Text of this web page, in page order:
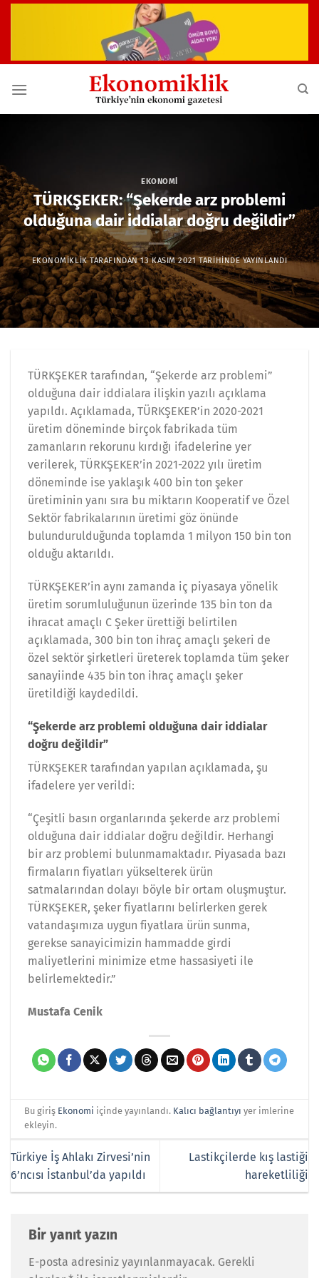
EKONOMI
TÜRKŞEKER: “Şekerde arz problemi
olduğuna dair iddialar doğru değildir”
EKONOMIKLIKTARAFINDAN 13 KASIM 2021TARIHINDE YAYINLANDI
TÜRKŞEKER tarafından, “Şekerde arz problemi”
olduğuna dair iddialara ilişkin yazılı açıklama
yapıldı. Açıklamada, TÜRKŞEKER’in 2020-2021
üretim döneminde birçok fabrikada tüm
zamanların rekorunu kırdığı ifadelerine yer
verilerek, TÜRKŞEKER’in 2021-2022 yılı üretim
döneminde ise yaklaşık 400 bin ton şeker
üretiminin yanı sıra bu miktarın Kooperatif ve Özel
Sektör fabrikalarının üretimi göz önünde
bulundurulduğunda toplamda 1 milyon 150 bin ton
olduğu aktarıldı.
TÜRKŞEKER’in aynı zamanda iç piyasaya yönelik
üretim sorumluluğunun üzerinde 135 bin ton da
ihracat amaçlı C Şeker ürettiği belirtilen
açıklamada, 300 bin ton ihraç amaçlı şekeri de
özel sektör şirketleri üreterek toplamda tüm şeker
sanayiinde 435 bin ton ihraç amaçlı şeker
üretildiği kaydedildi.
“Şekerde arz problemi olduğuna dair iddialar
doğru değildir”
TÜRKŞEKER tarafından yapılan açıklamada, şu
ifadelere yer verildi:
“Çeşitli basın organlarında şekerde arz problemi
olduğuna dair iddialar doğru değildir. Herhangi
bir arz problemi bulunmamaktadır. Piyasada bazı
firmaların fiyatları yükselterek ürün
satmalarından dolayı böyle bir ortam oluşmuştur.
TÜRKŞEKER, şeker fiyatlarını belirlerken gerek
vatandaşımıza uygun fiyatlara ürün sunma,
gerekse sanayicimizin hammadde girdi
maliyetlerini minimize etme hassasiyeti ile
belirlemektedir.”
Mustafa Cenik
Bu giriş Ekonomi içinde yayınlandı. Kalıcı bağlantıyı yer imlerine
ekleyin.
Türkiye İş Ahlakı Zirvesi’nin
6’ncısı İstanbul’da yapıldı
Lastikçilerde kış lastiği
hareketliliği
Bir yanıt yazın
E-posta adresiniz yayınlanmayacak. Gerekli